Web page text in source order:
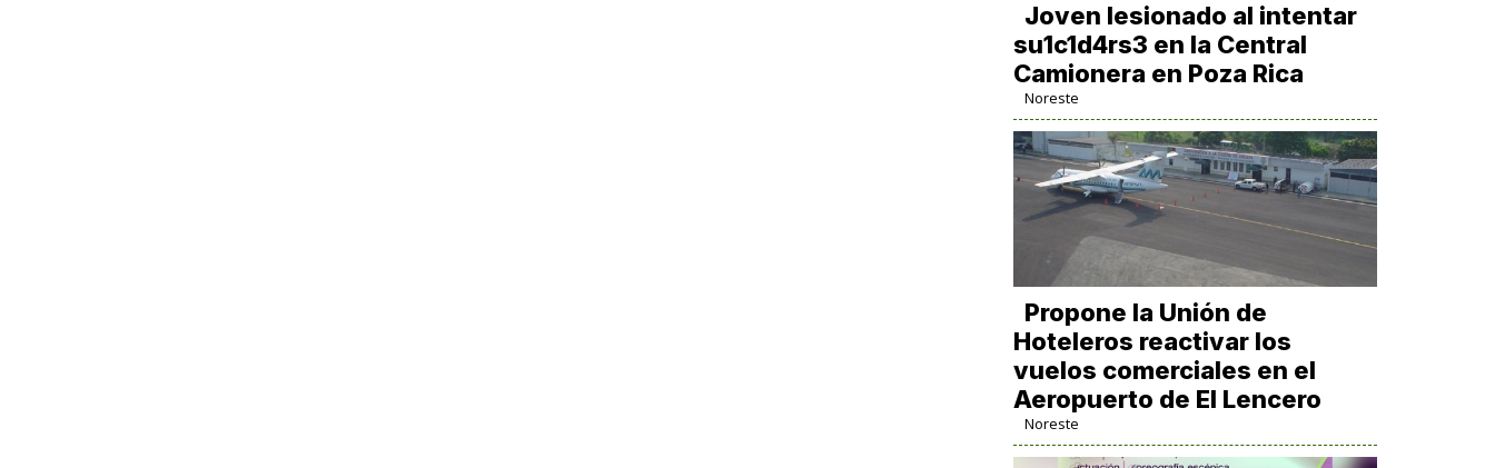
Joven lesionado al intentar
su1c1d4rs3 en la Central
Camionera en Poza Rica
Noreste
Propone la Unión de
Hoteleros reactivar los
vuelos comerciales en el
Aeropuerto de El Lencero
Noreste